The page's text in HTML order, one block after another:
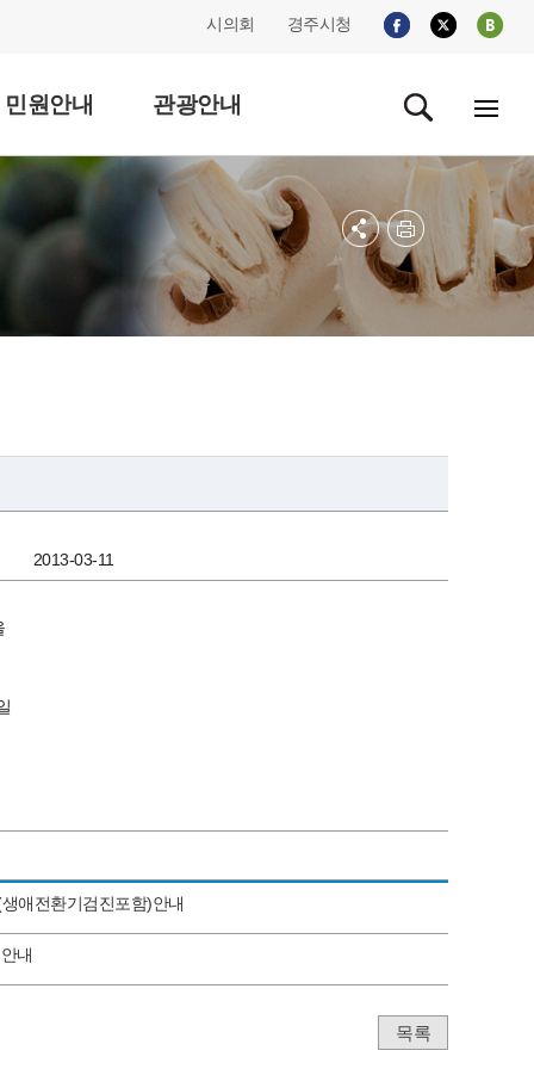
시의회 경주시청
민원안내 관광안내
2013-03-11
애전환기검진포함)안내
내
목록